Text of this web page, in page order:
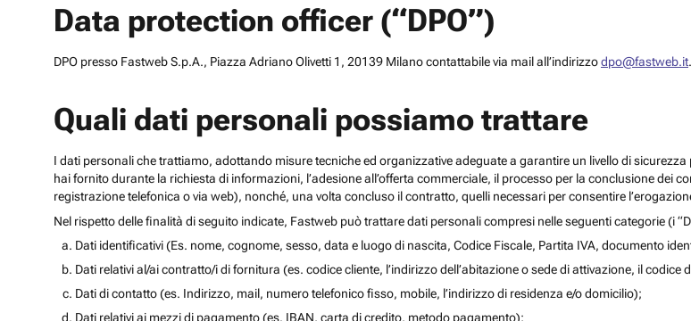
Data protection officer (“DPO”)
DPO presso Fastweb S.p.A., Piazza Adriano Olivetti 1, 20139 Milano contattabile via mail all’indirizzodpo@fastweb.it.
Quali dati personali possiamo trattare
I dati personali che trattiamo, adottando misure tecniche ed organizzative adeguate a garantire un livello di
hai fornito durante la richiesta di informazioni, l’adesione all’offerta commerciale, il processo per la conclusione
registrazione telefonica o via web), nonché, una volta concluso il contratto, quelli necessari per consentire
Nel rispetto delle finalità di seguito indicate, Fastweb può trattare dati personali compresi nelle seguenti categorie (i
Dati identificativi (Es. nome, cognome, sesso, data e luogo di nascita, Codice Fiscale, Partita IVA, documento
Dati relativi al/ai contratto/i di fornitura (es. codice cliente, l’indirizzo dell’abitazione o sede di attivazione, il
Dati di contatto (es. Indirizzo, mail, numero telefonico fisso, mobile, l’indirizzo di residenza e/o domicilio);
Dati relativi ai mezzi di pagamento (es. IBAN, carta di credito, metodo pagamento);